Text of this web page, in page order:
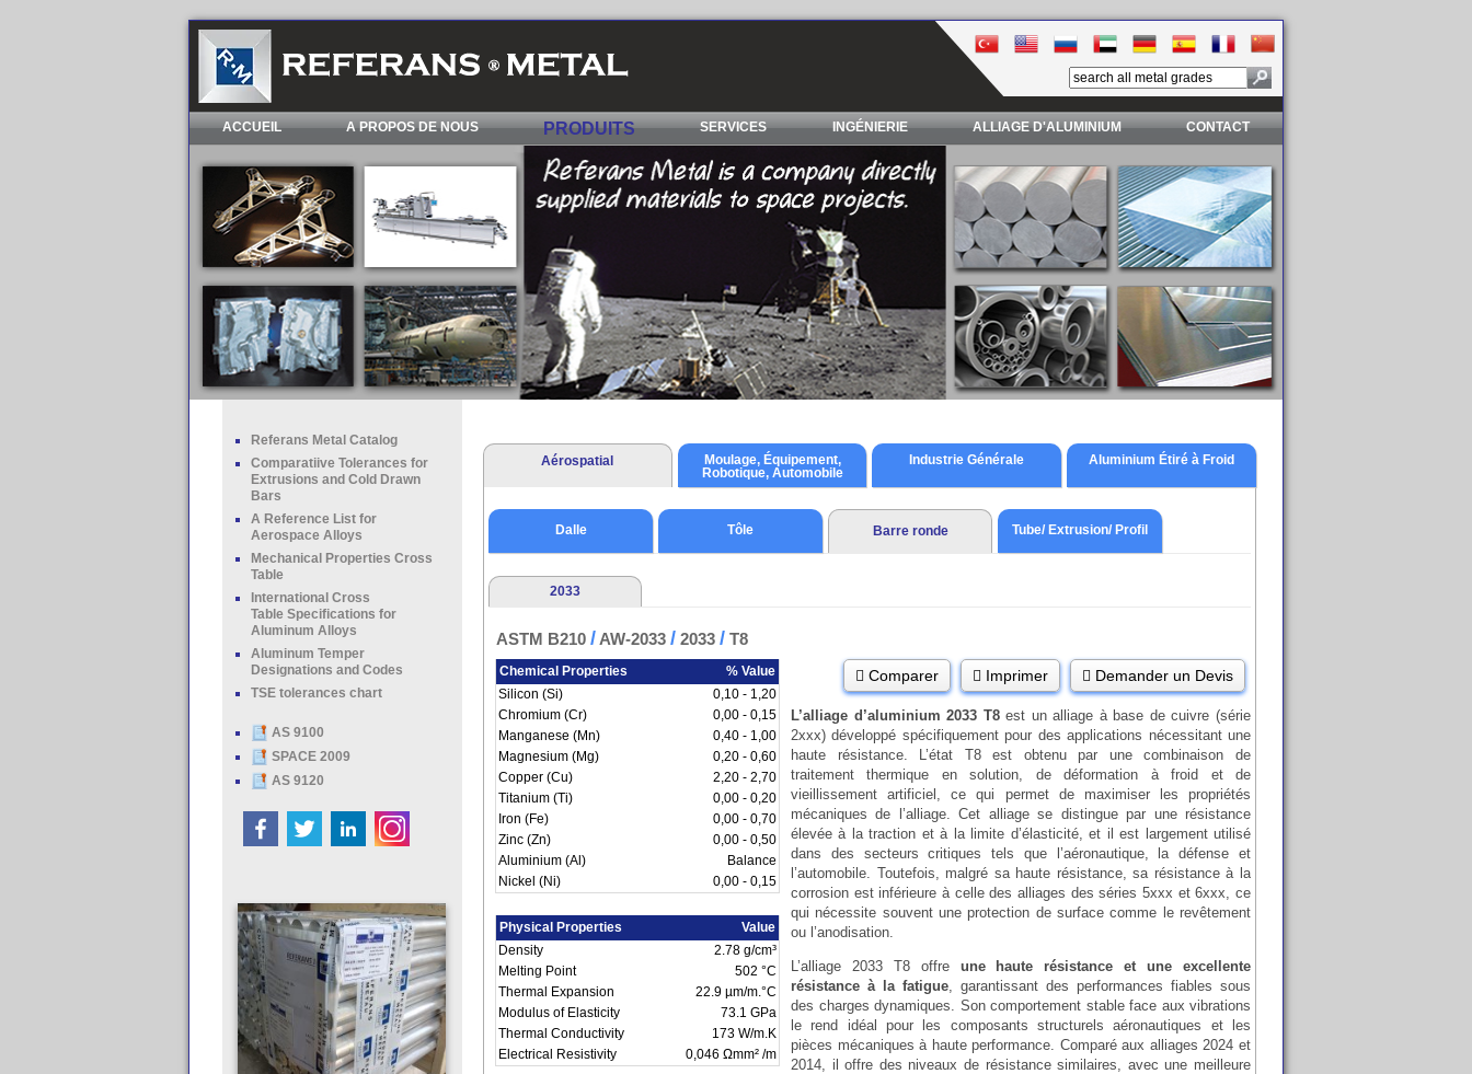
ACCUEIL A PROPOS DE NOUS PRODUITS SERVICES INGÉNIERIE ALLIAGE D'ALUMINIUM CONTACT
Referans Metal Catalog
Comparatiive Tolerances for
Extrusions and Cold Drawn
Bars
A Reference List for
Aerospace Alloys
Mechanical Properties Cross
Table
International Cross
Table Specifications for
Aluminum Alloys
Aluminum Temper
Designations and Codes
TSE tolerances chart
AS 9100
SPACE 2009
AS 9120
Aérospatial
Moulage, Équipement,
Robotique, Automobile
Industrie Générale Aluminium Étiré à Froid
Dalle Tôle Barre ronde Tube/ Extrusion/ Profil
2033
ASTM B210 / AW-2033 / 2033 / T8
Chemical Properties
% Value
Silicon (Si)
0,10 - 1,20
Chromium (Cr)
0,00 - 0,15
Manganese (Mn)
0,40 - 1,00
Magnesium (Mg)
0,20 - 0,60
Copper (Cu)
2,20 - 2,70
Titanium (Ti)
0,00 - 0,20
Iron (Fe)
0,00 - 0,70
Zinc (Zn)
0,00 - 0,50
Aluminium (Al)
Balance
Nickel (Ni)
0,00 - 0,15
Physical Properties
Value
Density
2.78 g/cm³
Melting Point
502 °C
Thermal Expansion
22.9 µm/m.°C
Modulus of Elasticity
73.1 GPa
Thermal Conductivity
173 W/m.K
Electrical Resistivity
0,046 Ωmm² /m
Comparer Imprimer Demander un Devis
L’alliage d’aluminium 2033 T8est un alliage à base de cuivre (série
2xxx) développé spécifiquement pour des applications nécessitant une
haute résistance. L’état T8 est obtenu par une combinaison de
traitement thermique en solution, de déformation à froid et de
vieillissement artificiel, ce qui permet de maximiser les propriétés
mécaniques de l’alliage. Cet alliage se distingue par une résistance
élevée à la traction et à la limite d’élasticité, et il est largement utilisé
dans des secteurs critiques tels que l’aéronautique, la défense et
l’automobile. Toutefois, malgré sa haute résistance, sa résistance à la
corrosion est inférieure à celle des alliages des séries 5xxx et 6xxx, ce
qui nécessite souvent une protection de surface comme le revêtement
ou l’anodisation.
L’alliage 2033 T8 offre une haute résistance et une excellente
résistance à la fatigue, garantissant des performances fiables sous
des charges dynamiques. Son comportement stable face aux vibrations
le rend idéal pour les composants structurels aéronautiques et les
pièces mécaniques à haute performance. Comparé aux alliages 2024 et
2014, il offre des niveaux de résistance similaires, avec une meilleure